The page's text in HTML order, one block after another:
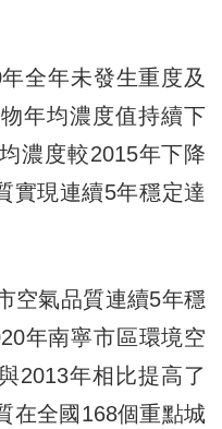
年未發生重度及
年均濃度值持續下
濃度較2015年下降
實現連續5年穩定達
氣品質連續5年穩
年南寧市區環境空
2013年相比提高了
在全國168個重點城